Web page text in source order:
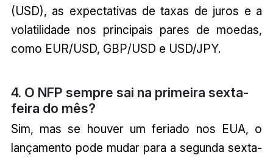
(USD), as expectativas de taxas de juros e a
volatilidade nos principais pares de moedas,
como EUR/USD, GBP/USD e USD/JPY.
4. O NFP sempre sai na primeira sexta-
feira do mês?
Sim, mas se houver um feriado nos EUA, o
lançamento pode mudar para a segunda sexta-